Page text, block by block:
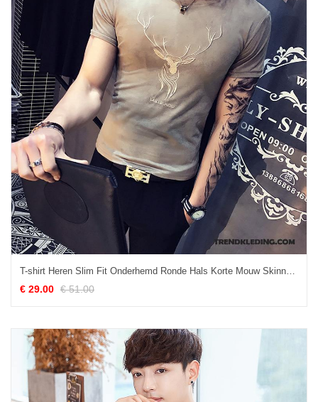
T-shirt Heren Slim Fit Onderhemd Ronde Hals Korte Mouw Skinny Hertachtigen Grijs Donker
€ 29.00 € 51.00